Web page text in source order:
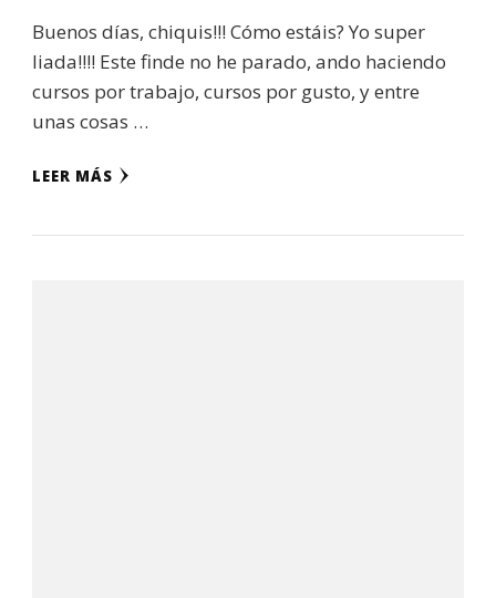
Buenos días, chiquis!!! Cómo estáis? Yo super
liada!!!! Este finde no he parado, ando haciendo
cursos por trabajo, cursos por gusto, y entre
unas cosas …
LEER MÁS